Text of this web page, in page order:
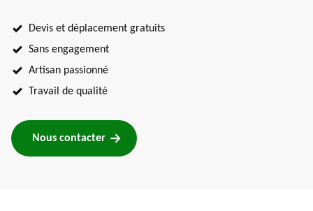
Devis et déplacement gratuits
Sans engagement
Artisan passionné
Travail de qualité
Nous contacter